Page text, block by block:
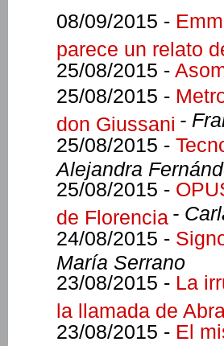
08/09/2015 -
parece un relato
25/08/2015 -
25/08/2015 -
don Giussani -
25/08/2015 -
Alejandra
25/08/2015 -
de Florencia -
24/08/2015 -
María Serrano
23/08/2015 - La
la llamada de
23/08/2015 - El